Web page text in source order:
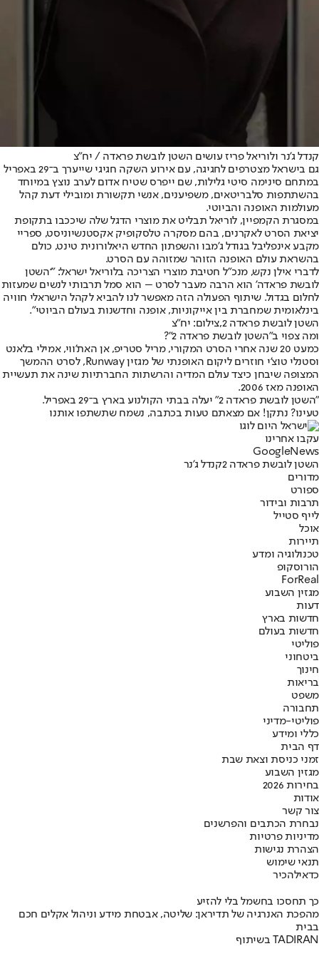
קנדל ג'נר ולוריאל פריז עושים השטן לובשת פראדה / יח"צ
גם בישראל מצטרפים לחגיגה, עם אירוע השקה חגיגי שייערך ב־29 באפריל
במתחם סינימה סיטי גלילות, שם ייפרס שטיח אדום לערב נוצץ במיוחד
בהשתתפות סלבריטאים, משפיענים, אנשי תקשורת ומובילי דעת קהל
מעולמות האופנה והביוטי.
במסגרת הקמפיין, לוריאל תבליט את מוצרי הדגל שלה שיככבו בתקופת
יציאת הסרט לאקרנים, בהם מסקרה טלסקופיק אקסטנשיוניסט, ספריי
מקבע אינפליבל בגודל ג'מבו והשפתון החדש היאלורונית טינט, כולם
בהשראת עולם האופנה הזוהר שמזוהה עם הסרט.
לדברי אילן נקש, מנכ"ל חטיבת מוצרי הצריכה בלוריאל ישראל: "‘השטן
לובשת פראדה’ הוא הרבה מעבר לסרט – הוא סמל תרבותי לנשים שמעזות
לחלום בגדול. שיתוף הפעולה הזה מאפשר לנו להביא לקהל הישראלי חוויה
בינלאומית שמחברת בין אייקוניות, אופנה וחדשנות בעולם הביוטי".
השטן לובשת פראדה 2,צילום: יח"צ
ומה צפוי ב"השטן לובשת פראדה 2"?
כמעט 20 שנה אחרי הסרט המקורי, מריל סטריפ, אן האת'ווי, אמילי בלאנט
וסטנלי טוצ'י חוזרים ליקום האופנתי של מגזין Runway, לסרט ההמשך
המצופה שיבחן כיצד עולם המדיה והרשתות החברתיות שינה את תעשיית
האופנה מאז 2006.
"השטן לובשת פראדה 2" יעלה בבתי הקולנוע בארץ ב־29 באפריל.
טעינו? נתקן! אם מצאתם טעות בכתבה, נשמח שתשתפו אותנו
עקבו אחרינו
GoogleNews
השטן לובשת פראדה 2 קנדל ג'נר
מדורים
ספורט
תרבות ובידור
לייף סטייל
אוכל
תיירות
טכנולוגיה ומדע
הורוסקופ
ForReal
מגזין השבוע
דעות
חדשות בארץ
חדשות בעולם
פוליטי
ביטחוני
חינוך
בריאות
משפט
תחבורה
פוליטי-מדיני
כללי ומידע
דף הבית
זמני כניסת וצאת שבת
מגזין השבוע
בחירות 2026
אודות
צור קשר
נבחרת הכתבים והפרשנים
מדיניות פרטיות
הצהרת נגישות
תנאי שימוש
כדאילהכיר
כך תחסכו בחשמל בלי להזיע
מהפכת האנרגיה של תדיראן: שליטה, אבטחת מידע וניהול אקלים חכם
בבית
בשיתוף TADIRAN